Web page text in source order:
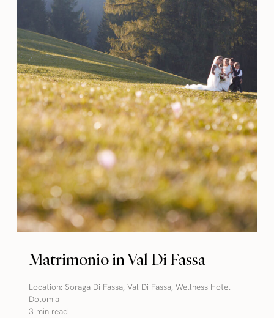
Matrimonio in Val Di Fassa
Location:Soraga Di Fassa,Val Di Fassa,Wellness Hotel
Dolomia
3 min read